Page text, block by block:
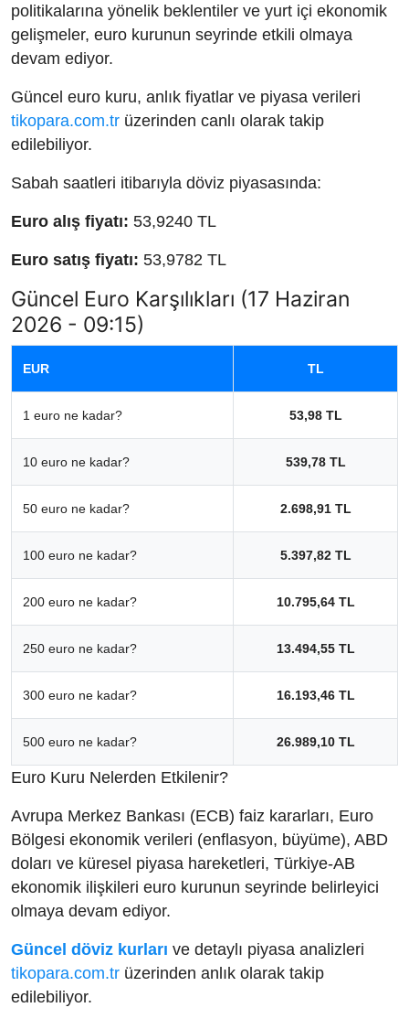
politikalarına yönelik beklentiler ve yurt içi ekonomik
gelişmeler, euro kurunun seyrinde etkili olmaya
devam ediyor.
Güncel euro kuru, anlık fiyatlar ve piyasa verileri
tikopara.com.tr üzerinden canlı olarak takip
edilebiliyor.
Sabah saatleri itibarıyla döviz piyasasında:
Euro alış fiyatı: 53,9240 TL
Euro satış fiyatı: 53,9782 TL
Güncel Euro Karşılıkları (17 Haziran
2026 - 09:15)
EUR TL
1 euro ne kadar? 53,98 TL
10 euro ne kadar? 539,78 TL
50 euro ne kadar? 2.698,91 TL
100 euro ne kadar? 5.397,82 TL
200 euro ne kadar? 10.795,64 TL
250 euro ne kadar? 13.494,55 TL
300 euro ne kadar? 16.193,46 TL
500 euro ne kadar? 26.989,10 TL
Euro Kuru Nelerden Etkilenir?
Avrupa Merkez Bankası (ECB) faiz kararları, Euro
Bölgesi ekonomik verileri (enflasyon, büyüme), ABD
doları ve küresel piyasa hareketleri, Türkiye-AB
ekonomik ilişkileri euro kurunun seyrinde belirleyici
olmaya devam ediyor.
Güncel döviz kurları ve detaylı piyasa analizleri
tikopara.com.tr üzerinden anlık olarak takip
edilebiliyor.